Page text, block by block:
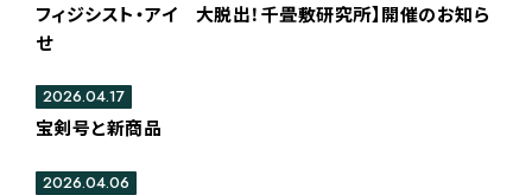
フィジシスト・アイ 大脱出！千畳敷研究所】開催のお知ら
せ
宝剣号と新商品
2026.04.17
2026.04.06